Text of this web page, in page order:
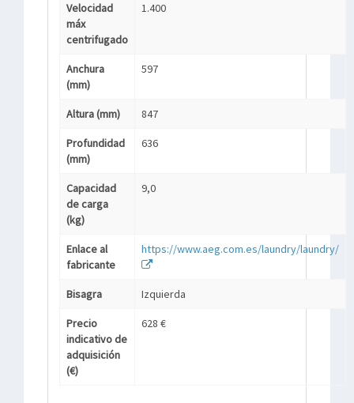
Velocidad
máx
centrifugado
1.400
Anchura
(mm)
597
Altura (mm) 847
Profundidad
(mm)
636
Capacidad
de carga
(kg)
9,0
Enlace al
fabricante
https://www.aeg.com.es/laundry/laundry/
Bisagra Izquierda
Precio
indicativo de
adquisición
(€)
628 €